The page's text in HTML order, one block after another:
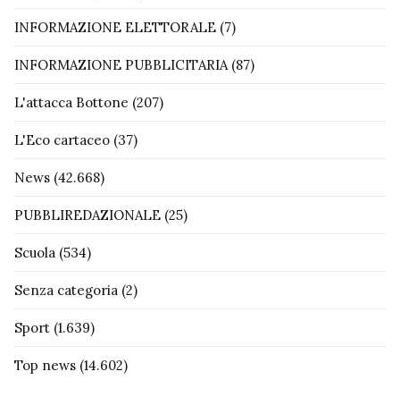
INFORMAZIONE ELETTORALE (7)
INFORMAZIONE PUBBLICITARIA(87)
L'attacca Bottone (207)
L'Eco cartaceo (37)
News (42.668)
PUBBLIREDAZIONALE (25)
Scuola (534)
Senza categoria (2)
Sport (1.639)
Top news (14.602)